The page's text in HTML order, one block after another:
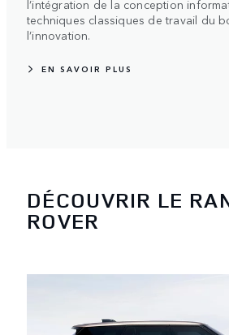
l’intégration de la conception
techniques classiques de travail du
l’innovation.
EN SAVOIR PLUS
DÉCOUVRIR LE
ROVER